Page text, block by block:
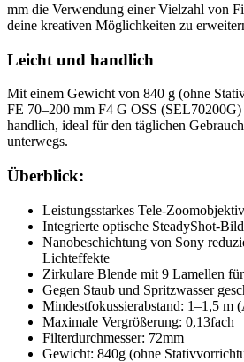
mm die Verwendung einer Vielzahl von
deine kreativen Möglichkeiten zu
Leicht und handlich
Mit einem Gewicht von 840 g (ohne
FE 70–200 mm F4 G OSS
handlich, ideal für den täglichen
unterwegs.
Überblick:
Leistungsstarkes Tele-
Integrierte optische SteadyShot-
Nanobeschichtung von Sony
Lichteffekte
Zirkulare Blende mit 9 Lamellen
Gegen Staub und Spritzwasser
Mindestfokussierabstand: 1–1,5 m
Maximale Vergrößerung: 0,13fach
Filterdurchmesser: 72mm
Gewicht: 840g (ohne